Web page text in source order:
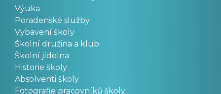
Výuka
Poradenské služby
Vybavení školy
Školní družina a klub
Školní jídelna
Historie školy
Absolventi školy
Fotografie pracovníků školy